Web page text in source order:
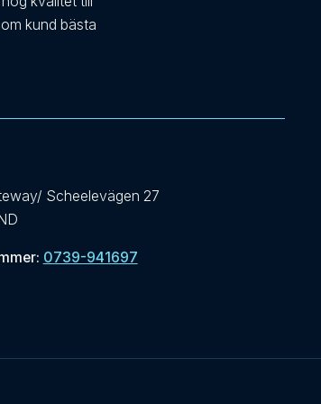
kund bästa
Scheelevägen 27
0739-941697